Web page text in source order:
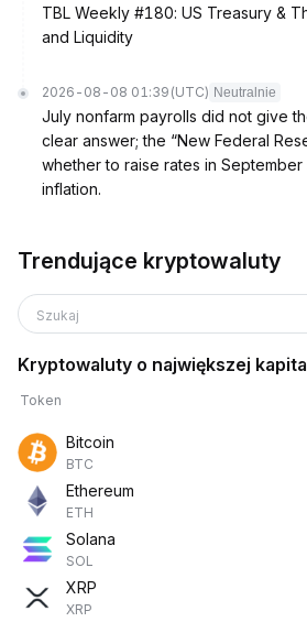
TBL Weekly #180: US Treasury &
and Liquidity
2026-08-08 01:39 (UTC) Neutralnie
July nonfarm payrolls did not give
clear answer; the “New Federal
whether to raise rates in
inflation.
Trendujące kryptowaluty
Szukaj
Kryptowaluty o największej
Token
Bitcoin
BTC
Ethereum
ETH
Solana
SOL
XRP
XRP